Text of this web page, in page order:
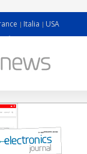
Italia USA